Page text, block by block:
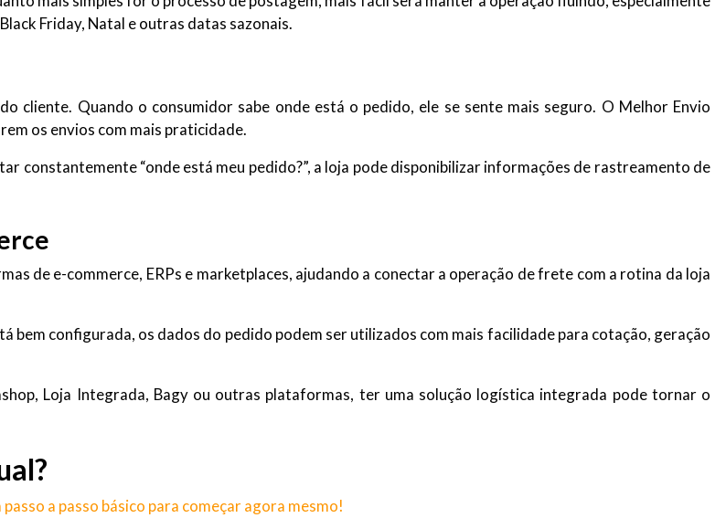
Friday, Natal e outras datas sazonais.
cliente. Quando o consumidor sabe onde está o pedido, ele se sente mais seguro. O Melhor Envio
os envios com mais praticidade.
constantemente “onde está meu pedido?”, a loja pode disponibilizar informações de rastreamento de
de e-commerce, ERPs e marketplaces, ajudando a conectar a operação de frete com a rotina da loja
configurada, os dados do pedido podem ser utilizados com mais facilidade para cotação, geração
Loja Integrada, Bagy ou outras plataformas, ter uma solução logística integrada pode tornar o
passo a passo básico para começar agora mesmo!